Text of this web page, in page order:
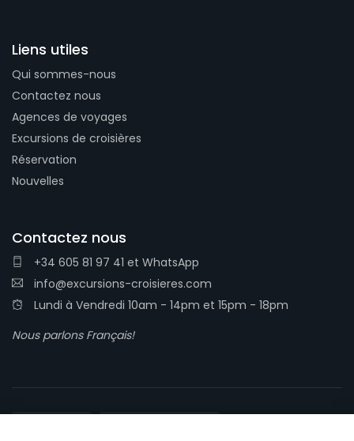
Liens utiles
Qui sommes-nous
Contactez nous
Agences de voyages
Excursions de croisières
Réservation
Nouvelles
Contactez nous
+34 605 81 97 41 et WhatsApp
info@excursions-croisieres.com
Lundi à Vendredi 10am - 14pm et 15pm - 18pm
Nous parlons Français!